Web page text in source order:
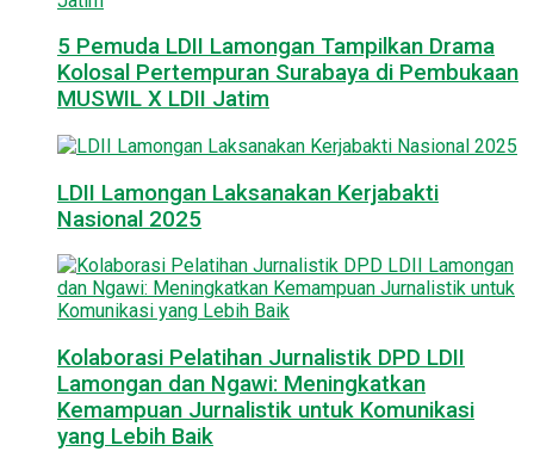
5 Pemuda LDII Lamongan Tampilkan Drama
Kolosal Pertempuran Surabaya di Pembukaan
MUSWIL X LDII Jatim
LDII Lamongan Laksanakan Kerjabakti
Nasional 2025
Kolaborasi Pelatihan Jurnalistik DPD LDII
Lamongan dan Ngawi: Meningkatkan
Kemampuan Jurnalistik untuk Komunikasi
yang Lebih Baik